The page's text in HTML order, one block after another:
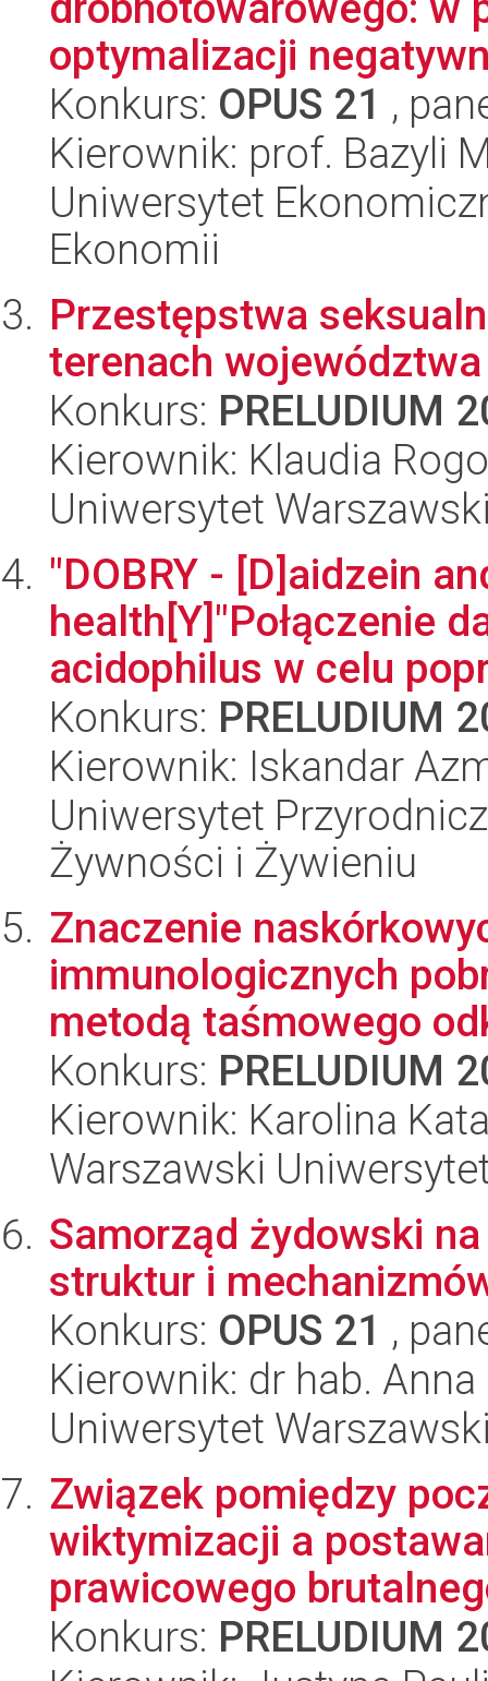
optymalizacji
Konkurs: OPUS 21 ,
Kierownik: prof. Bazyli
Uniwersytet
Ekonomii
Przestępstwa
terenach
Konkurs: PRELUDIUM
Kierownik: Klaudia
Uniwersytet
"DOBRY - [D]aidzein
health[Y]"Połączenie
acidophilus w celu
Konkurs: PRELUDIUM
Kierownik: Iskandar
Uniwersytet
Żywności i Żywieniu
Znaczenie
immunologicznych
metodą taśmowego
Konkurs: PRELUDIUM
Kierownik: Karolina
Warszawski
Samorząd żydowski
struktur i
Konkurs: OPUS 21 ,
Kierownik: dr hab.
Uniwersytet
Związek pomiędzy
wiktymizacji a
prawicowego
Konkurs: PRELUDIUM